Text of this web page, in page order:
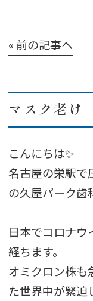
« 前の記事へ
マスク老け
こんにちは✨
名古屋の栄駅で
の久屋パーク歯
日本でコロナ
経ちます。
オミクロン株も
た世界中が緊迫